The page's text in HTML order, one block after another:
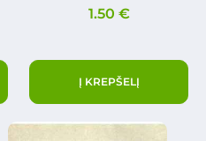
1.50 €
Į KREPŠELĮ